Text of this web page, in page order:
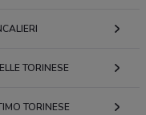
TORINESE
TORINESE